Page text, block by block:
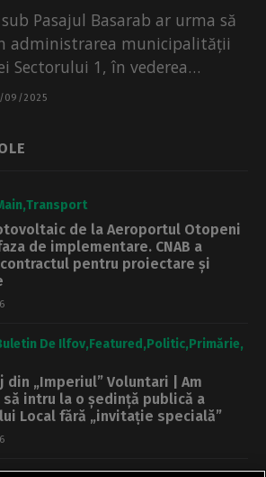
Pasajul Basarab ar urma să
administrarea municipalității
Sectorului 1, în vederea
09/2025
Transport
de la Aeroportul Otopeni
de implementare. CNAB a
pentru proiectare și
De Ilfov Featured Politic Primărie
din „Imperiul” Voluntari | Am
intru la o ședință publică a
Local fără „invitație specială”